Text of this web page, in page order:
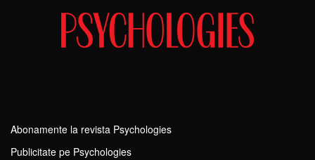
Abonamente la revista Psychologies
Publicitate pe Psychologies